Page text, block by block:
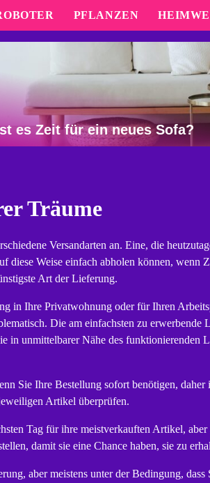
PFLANZEN
es Zeit für ein neues Sofa?
Träume
Versandarten an. Eine, die
diese Weise einfach abholen können, wenn
Art der Lieferung.
in Ihre Privatwohnung oder für Ihren
Die am einfachsten zu erwerbende
in unmittelbarer Nähe des funktionierenden
Sie Ihre Bestellung sofort benötigen, daher
Artikel überprüfen.
Tag für ihre meistverkauften Artikel,
damit sie eine Chance haben, sie zu
aber meistens unter der Bedingung, dass